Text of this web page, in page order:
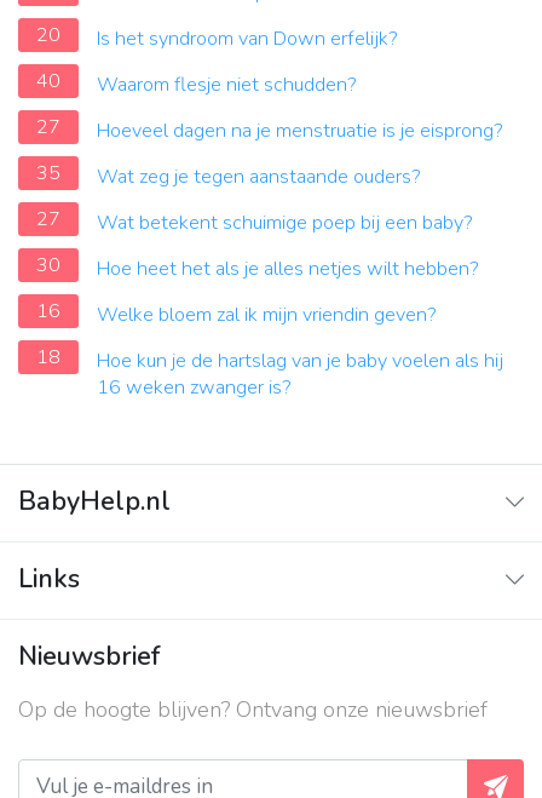
20
Is het syndroom van Down erfelijk?
40
Waarom flesje niet schudden?
27
Hoeveel dagen na je menstruatie is je eisprong?
35
Wat zeg je tegen aanstaande ouders?
27
Wat betekent schuimige poep bij een baby?
30
Hoe heet het als je alles netjes wilt hebben?
16
Welke bloem zal ik mijn vriendin geven?
18
Hoe kun je de hartslag van je baby voelen als hij
16 weken zwanger is?
BabyHelp.nl
Vraag & Antwoord
Links
Contact
Over ons
Privacy beleid
Nieuwsbrief
Op de hoogte blijven? Ontvang onze nieuwsbrief